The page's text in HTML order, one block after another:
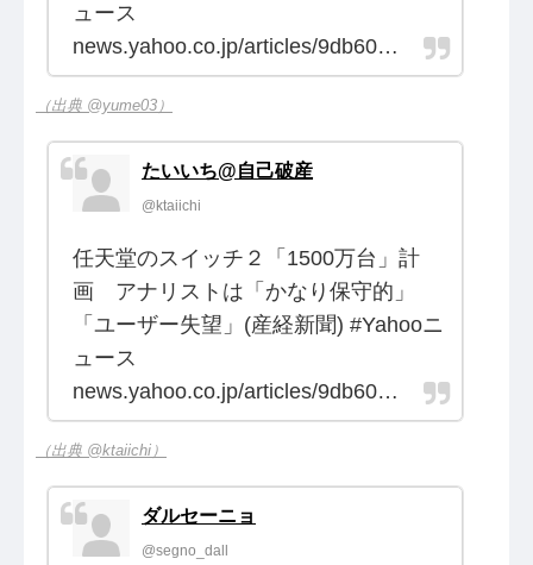
ュース
news.yahoo.co.jp/articles/9db60…
（出典 @yume03）
たいいち@自己破産
@ktaiichi
任天堂のスイッチ２「1500万台」計
画 アナリストは「かなり保守的」
「ユーザー失望」(産経新聞) #Yahooニ
ュース
news.yahoo.co.jp/articles/9db60…
（出典 @ktaiichi）
ダルセーニョ
@segno_dall